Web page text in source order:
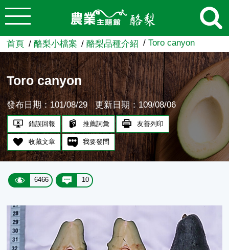
跳到主要內容
農業知識入口網
首頁 酪梨小檔案 酪梨品種介紹 Toro canyon
Toro canyon
發布日期：101/08/29 更新日期：109/08/06
錯誤回報 推薦詞彙 友善列印
收藏文章 我要發問
6466 10